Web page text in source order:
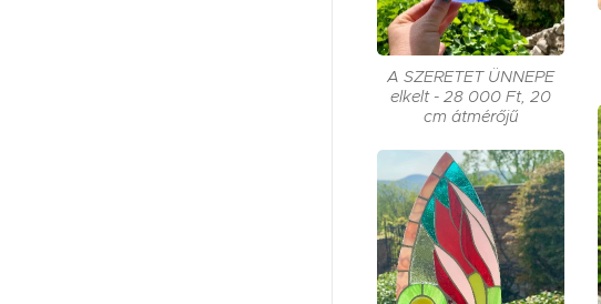
A SZERETET ÜNNEPE
elkelt - 28 000 Ft, 20
cm átmérőjű